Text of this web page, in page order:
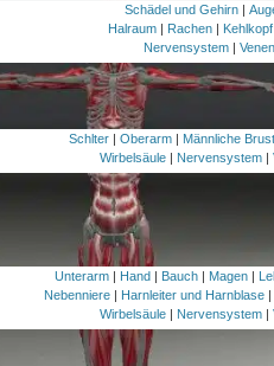
Schädel und Gehirn |
Halraum
Rachen Kehlkopf
Nervensystem|
Schlter |Oberarm | Männliche Brust
Wirbelsäule| Nervensystem|
Unterarm | Hand | Bauch | Magen |
Nebenniere | Harnleiter und Harnblase |
Wirbelsäule| Nervensystem|